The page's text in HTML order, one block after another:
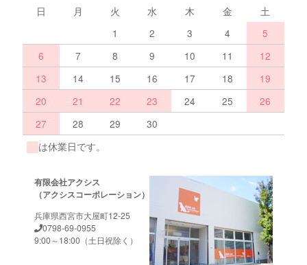
日 月 火 水 木 金
土
1
2 3 4
5
6
7 8 9 10 11
12
13
14 15 16 17 18
19
20
21 22 23 24 25
26
27
28 29
30
は休業日です。
有限会社アクシス
（アクシスコーポレーション）
兵庫県西宮市大屋町12-25
0798-69-0955
9:00～18:00（土日祝除く）